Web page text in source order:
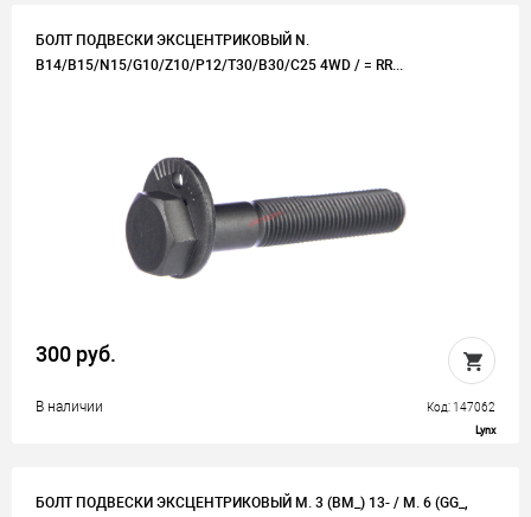
БОЛТ ПОДВЕСКИ ЭКСЦЕНТРИКОВЫЙ N.
B14/B15/N15/G10/Z10/P12/T30/B30/C25 4WD / = RR...
300 руб.
В наличии Код: 147062
Lynx
БОЛТ ПОДВЕСКИ ЭКСЦЕНТРИКОВЫЙ M. 3 (BM_) 13- / M. 6 (GG_,